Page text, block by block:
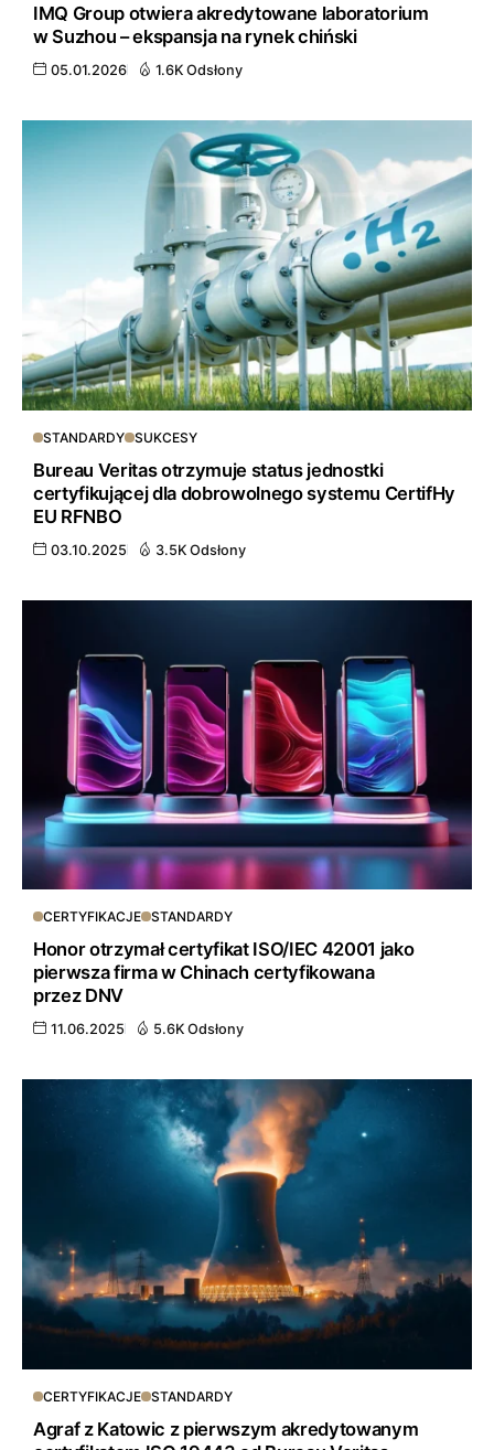
IMQ Group otwiera akredytowane laboratorium
w Suzhou – ekspansja na rynek chiński
05.01.2026 1.6K Odsłony
STANDARDY SUKCESY
Bureau Veritas otrzymuje status jednostki
certyfikującej dla dobrowolnego systemu CertifHy
EU RFNBO
03.10.2025 3.5K Odsłony
CERTYFIKACJE STANDARDY
Honor otrzymał certyfikat ISO/IEC 42001 jako
pierwsza firma w Chinach certyfikowana
przez DNV
11.06.2025 5.6K Odsłony
CERTYFIKACJE STANDARDY
Agraf z Katowic z pierwszym akredytowanym